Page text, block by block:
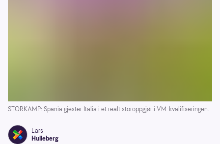
STORKAMP: Spania gjester Italia i et realt storoppgjør i VM-kvalifiseringen.
Lars
Hulleberg